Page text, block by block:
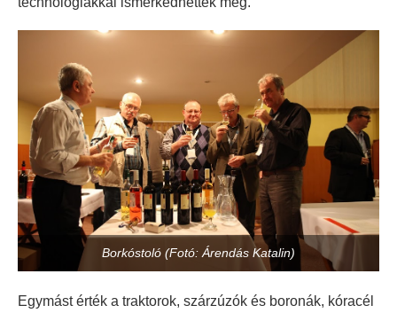
Borkóstoló (Fotó: Árendás Katalin)
Egymást érték a traktorok, szárzúzók és boronák, kóracél